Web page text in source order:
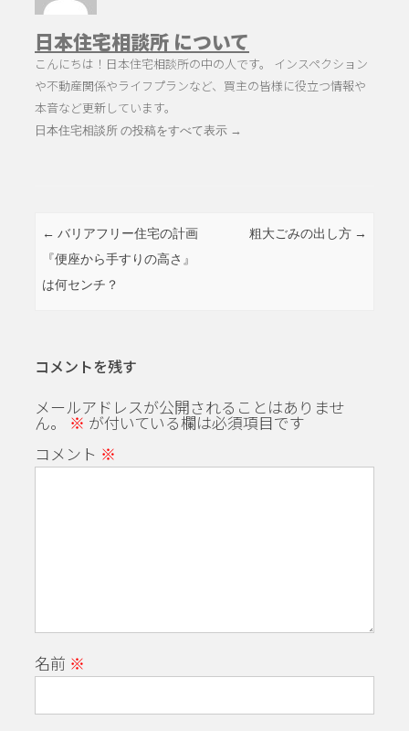
日本住宅相談所 について
こんにちは！日本住宅相談所の中の人です。 インスペクション
や不動産関係やライフプランなど、買主の皆様に役立つ情報や
本音など更新しています。
日本住宅相談所 の投稿をすべて表示 →
投稿ナビゲーション
← バリアフリー住宅の計画
『便座から手すりの高さ』
は何センチ？
粗大ごみの出し方 →
コメントを残す
メールアドレスが公開されることはありませ
ん。 ※が付いている欄は必須項目です
コメント ※
名前 ※